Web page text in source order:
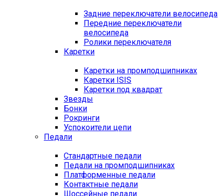
Задние переключатели велосипеда
Передние переключатели
велосипеда
Ролики переключателя
Каретки
Каретки на промподшипниках
Каретки ISIS
Каретки под квадрат
Звезды
Бонки
Рокринги
Успокоители цепи
Педали
Стандартные педали
Педали на промподшипниках
Платформенные педали
Контактные педали
Шоссейные педали